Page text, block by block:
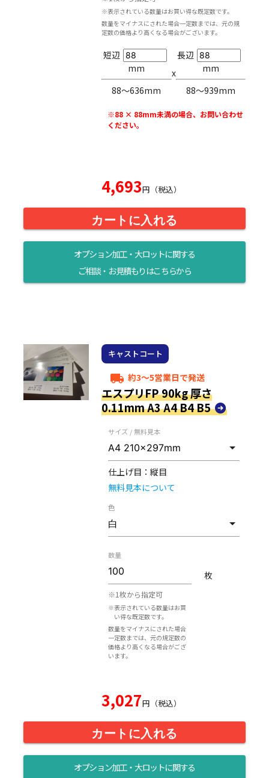
※表示されている数量はお買い得な既定数です。
数量をマイナスにされた場合一定数までは、元の規
定数の価格より高くなる場合がございます。
短辺
mm
88〜636mm
x
長辺
mm
88〜939mm
※88 × 88mm未満の場合、お問い合わせ
ください。
4,693円（税込）
カートに入れる
オプション加工・大ロットに関する
ご相談・お見積もりはこちらから
キャストコート
local_shipping 約3～5営業日で発送
エスプリFP 90kg 厚さ
0.11mm A3 A4 B4 B5
サイズ / 無料見本
仕上げ目： 縦目
無料見本について
色
数量
※1枚から指定可
※表示されている数量はお買
い得な既定数です。
数量をマイナスにされた場合
一定数までは、元の規定数の
価格より高くなる場合がござ
います。
枚
3,027円（税込）
カートに入れる
オプション加工・大ロットに関する